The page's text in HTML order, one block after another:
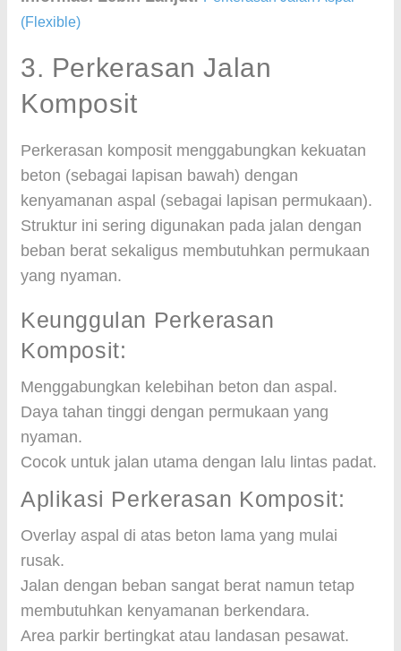
(Flexible)
3. Perkerasan Jalan
Komposit
Perkerasan komposit menggabungkan kekuatan
beton (sebagai lapisan bawah) dengan
kenyamanan aspal (sebagai lapisan permukaan).
Struktur ini sering digunakan pada jalan dengan
beban berat sekaligus membutuhkan permukaan
yang nyaman.
Keunggulan Perkerasan
Komposit:
Menggabungkan kelebihan beton dan aspal.
Daya tahan tinggi dengan permukaan yang
nyaman.
Cocok untuk jalan utama dengan lalu lintas padat.
Aplikasi Perkerasan Komposit:
Overlay aspal di atas beton lama yang mulai
rusak.
Jalan dengan beban sangat berat namun tetap
membutuhkan kenyamanan berkendara.
Area parkir bertingkat atau landasan pesawat.